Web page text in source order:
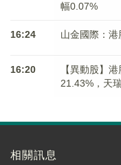
幅0.07%
16:24 山金國際：
16:20
【異動股】
21.43%，天
相關訊息